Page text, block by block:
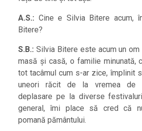
A.S.: Cine e Silvia Bitere acum,
Bitere?
S.B.: Silvia Bitere este acum un
masă și casă, o familie minunată,
tot tacâmul cum s-ar zice, împlinit
uneori răcit de la vremea de
deplasare pe la diverse
general, îmi place să cred că
pomană pământului.